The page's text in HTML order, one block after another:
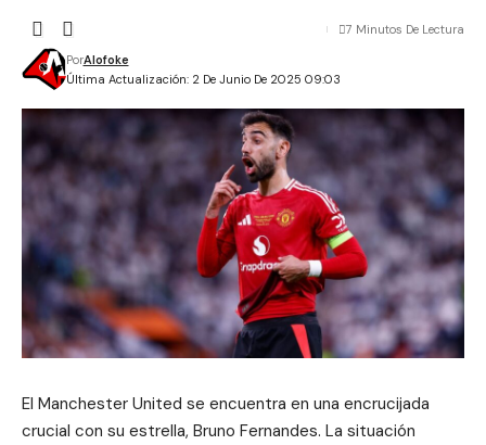
Última Actualización: 2 De Junio De 2025 09:03
PorAlofoke
7 Minutos De Lectura
El Manchester United se encuentra en una encrucijada
crucial con su estrella, Bruno Fernandes. La situación